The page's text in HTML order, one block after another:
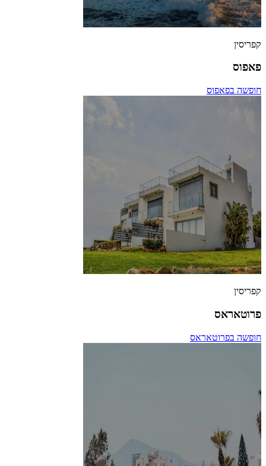
קפריסין
פאפוס
חופשה בפאפוס
קפריסין
פרוטאראס
חופשה בפרוטאראס